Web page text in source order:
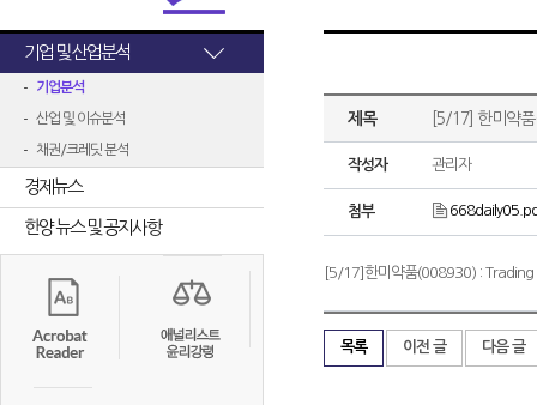
기업 및 산업분석
기업분석
산업 및 이슈분석
채권/크레딧 분석
경제뉴스
한양 뉴스 및 공지사항
제목 [5/17] 한미약
작성자 관리자
첨부
[5/17]한미약품(008930) : Trading
목록 이전 글 다음 글